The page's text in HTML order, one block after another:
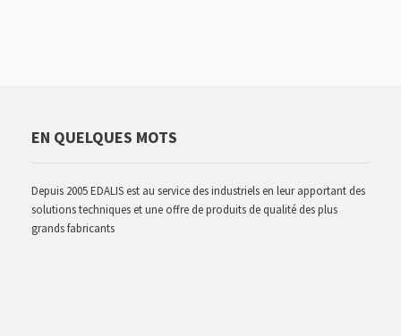
EN QUELQUES MOTS
Depuis 2005 EDALIS est au service des industriels en leur apportant des
solutions techniques et une offre de produits de qualité des plus
grands fabricants